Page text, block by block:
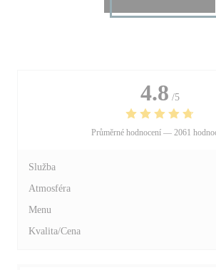
4.8 /5
Průměrné hodnocení — 2061
Služba
Atmosféra
Menu
Kvalita/Cena